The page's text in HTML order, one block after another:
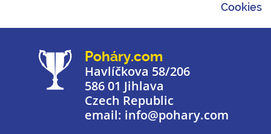
Cookies
Poháry.com
Havlíčkova 58/206
586 01 Jihlava
Czech Republic
email: info@pohary.com